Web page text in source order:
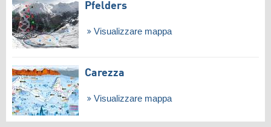
Pfelders
Visualizzare mappa
Carezza
Visualizzare mappa